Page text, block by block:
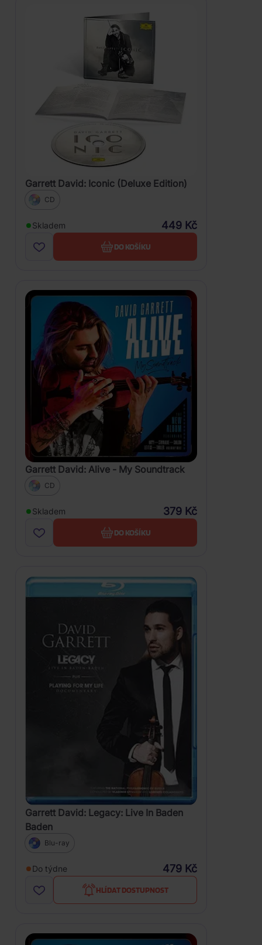
Garrett David: Iconic (Deluxe Edition)
CD
Skladem 449 Kč
DO KOŠÍKU
Garrett David: Alive - My Soundtrack
CD
Skladem 379 Kč
DO KOŠÍKU
Garrett David: Legacy: Live In Baden
Baden
Blu-ray
Do týdne 479 Kč
HLÍDAT DOSTUPNOST